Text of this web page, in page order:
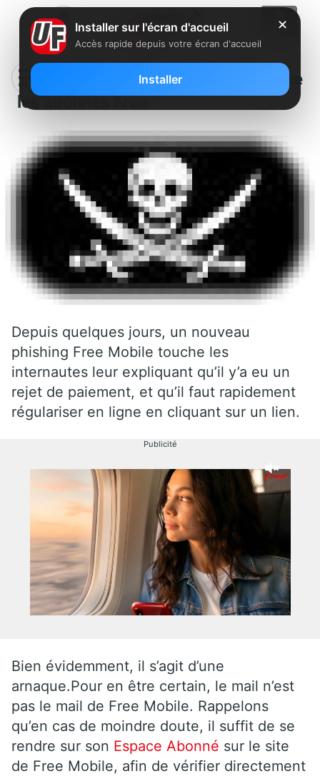
Arnaque : un nouveau phishing vise
les abonnés Free
Depuis quelques jours, un nouveau
phishing Free Mobile touche les
internautes leur expliquant qu’il y’a eu un
rejet de paiement, et qu’il faut rapidement
régulariser en ligne en cliquant sur un lien.
Publicité
Bien évidemment, il s’agit d’une
arnaque.Pour en être certain, le mail n’est
pas le mail de Free Mobile. Rappelons
qu’en cas de moindre doute, il suffit de se
rendre sur son Espace Abonné sur le site
de Free Mobile, afin de vérifier directement
✕
Installer sur l'écran d'accueil
Accès rapide depuis votre écran d'accueil
Installer